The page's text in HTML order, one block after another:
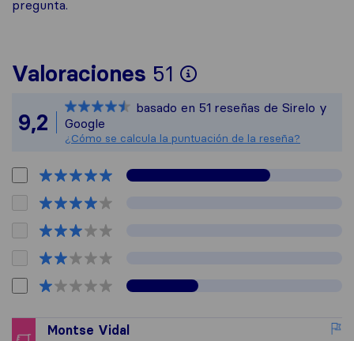
pregunta.
Valoraciones 51
Para ofrecerte
Todas las
9,2
basado en 51 reseñas de Sirelo y
Google
¿Cómo se calcula la puntuación de la reseña?
Montse Vidal